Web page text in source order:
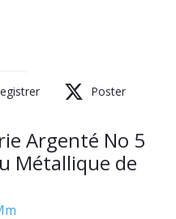
Poster
Argenté No 5
Métallique de